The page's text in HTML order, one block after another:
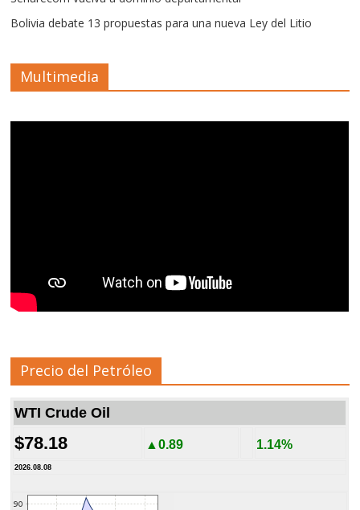
Bolivia debate 13 propuestas para una nueva Ley del Litio
Multimedia
Precio del Petróleo
WTI Crude Oil
$78.18 ▲0.89 1.14%
2026.08.08